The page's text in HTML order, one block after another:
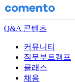
Q&A 콘텐츠
커뮤니티
직무부트캠프
클래스
채용